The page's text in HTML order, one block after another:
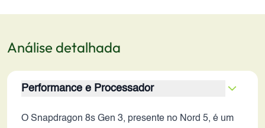
Análise detalhada
Performance e Processador
O Snapdragon 8s Gen 3, presente no Nord 5, é um